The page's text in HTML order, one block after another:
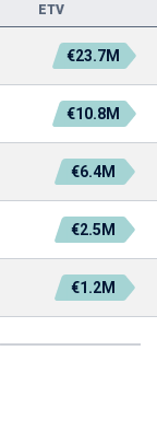
ETV
€23.7M
€10.8M
€6.4M
€2.5M
€1.2M